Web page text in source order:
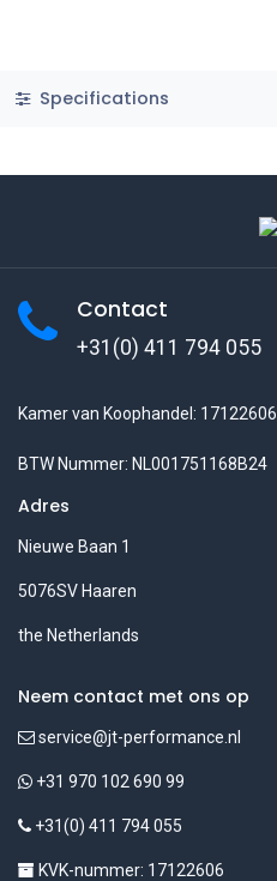
Specifications
Contact
+31(0) 411 794 055
Kamer van Koophandel: 17122606
BTW Nummer: NL001751168B24
Adres
Nieuwe Baan 1
5076SV Haaren
the Netherlands
Neem contact met ons op
service@jt-performance.nl
+31 970 102 690 99
+31(0) 411 794 055
KVK-nummer: 17122606